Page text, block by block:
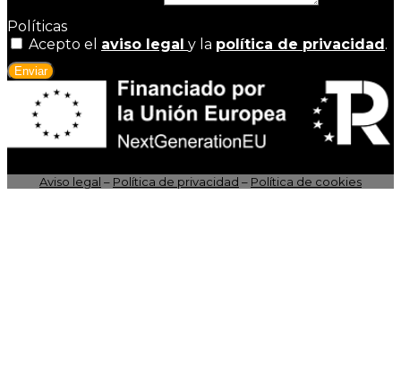
Políticas
Acepto el aviso legal y la política de privacidad.
Enviar
Aviso legal – Política de privacidad – Política de cookies